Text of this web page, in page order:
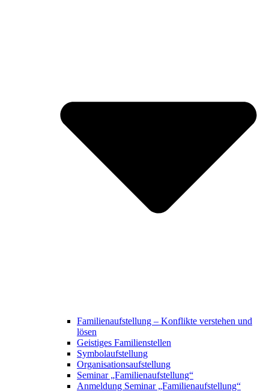
Familienaufstellung – Konflikte verstehen und
lösen
Geistiges Familienstellen
Symbolaufstellung
Organisationsaufstellung
Seminar „Familienaufstellung“
Anmeldung Seminar „Familienaufstellung“